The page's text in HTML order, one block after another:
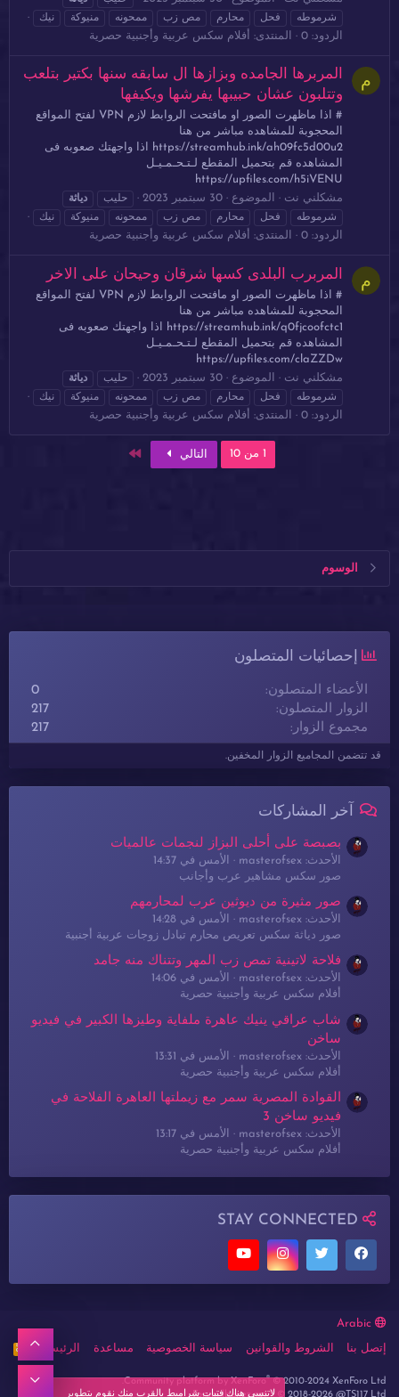
شرموطه
فحل محارم مص زب ممحونه منيوكة نيك
الردود: 0 المنتدى: أفلام سكس عربية وأجنبية حصرية
م
المربرها الجامده وبزازها ال سابقه سنها بكتير بتلعب
وتتلبون عشان حبيبها يفرشها ويكيفها
# اذا ماظهرت الصور او مافتحت الروابط لازم VPN لفتح المواقع
المحجوبة للمشاهده مباشر من هنا
https://streamhub.ink/ah09fc5d00u2 اذا واجهتك صعوبه فى
المشاهده قم بتحميل المقطع لـتـحـمـيـل
https://upfiles.com/h5iVENU
مشكلني نت
الموضوع 30 سبتمبر 2023 حليب
دياثة
شرموطه
فحل محارم مص زب ممحونه منيوكة نيك
الردود: 0 المنتدى: أفلام سكس عربية وأجنبية حصرية
م المربرب البلدى كسها شرقان وحيحان على الاخر
# اذا ماظهرت الصور او مافتحت الروابط لازم VPN لفتح المواقع
المحجوبة للمشاهده مباشر من هنا
https://streamhub.ink/q0fjcoofctc1 اذا واجهتك صعوبه فى
المشاهده قم بتحميل المقطع لـتـحـمـيـل
https://upfiles.com/claZZDw
مشكلني نت
الموضوع 30 سبتمبر 2023 حليب
دياثة
شرموطه
فحل محارم مص زب ممحونه منيوكة نيك
الردود: 0 المنتدى: أفلام سكس عربية وأجنبية حصرية
1 من 10 التالي
الوسوم
إحصائيات المتصلون
الأعضاء المتصلون
0
الزوار المتصلون
217
مجموع الزوار
217
قد تتضمن المجاميع الزوار المخفين.
آخر المشاركات
بصبصة على أحلى البزاز لنجمات عالميات
الأحدث: masterofsex
الأمس في 14:37
صور سكس مشاهير عرب وأجانب
صور مثيرة من ديوثين عرب لمحارمهم
الأحدث: masterofsex
الأمس في 14:28
صور دياثة سكس تعريص محارم تبادل زوجات عربية أجنبية
فلاحة لاتينية تمص زب المهر وتتناك منه جامد
الأحدث: masterofsex
الأمس في 14:06
أفلام سكس عربية وأجنبية حصرية
شاب عراقي ينيك عاهرة ملفاية وطيزها الكبير في فيديو
ساخن
الأحدث: masterofsex
الأمس في 13:31
أفلام سكس عربية وأجنبية حصرية
القوادة المصرية سمر مع زيملتها العاهرة الفلاحة في
فيديو ساخن 3
الأحدث: masterofsex
الأمس في 13:17
أفلام سكس عربية وأجنبية حصرية
STAY CONNECTED
إتصل بنا الشروط والقوانين سياسة الخصوصية مساعدة الرئيسية
R
Community platform by XenForo® © 2010-2024 XenForo Ltd.
Forum lbanez.net ® © 2018-2026 @TS117 Ltdلاتنسي هناك فتيات شراميط بالقرب منك نقوم بتطوير
أعلى
أسفل